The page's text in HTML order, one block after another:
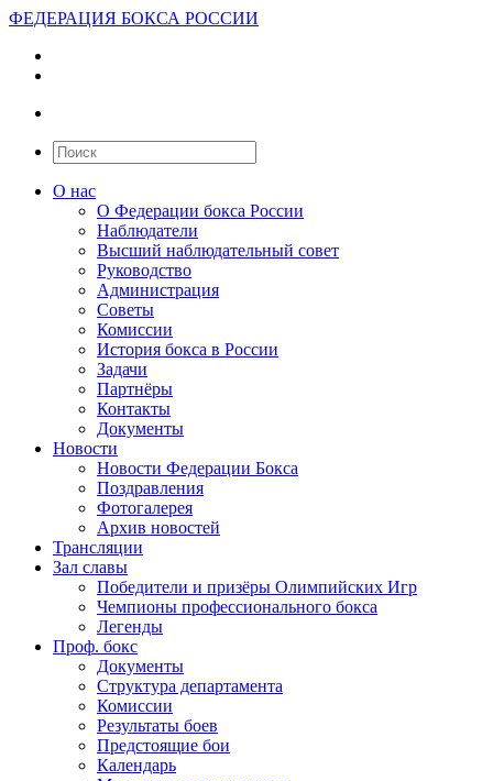
ФЕДЕРАЦИЯ БОКСА РОССИИ
О нас
О Федерации бокса России
Наблюдатели
Высший наблюдательный совет
Руководство
Администрация
Советы
Комиссии
История бокса в России
Задачи
Партнёры
Контакты
Документы
Новости
Новости Федерации Бокса
Поздравления
Фотогалерея
Архив новостей
Трансляции
Зал славы
Победители и призёры Олимпийских Игр
Чемпионы профессионального бокса
Легенды
Проф. бокс
Документы
Структура департамента
Комиссии
Результаты боев
Предстоящие бои
Календарь